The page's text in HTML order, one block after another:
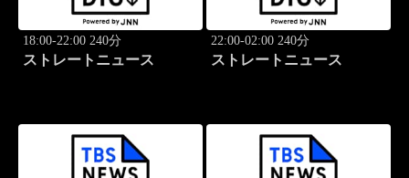
18:00-22:00 240分
ストレートニュース
22:00-02:00 240分
ストレートニュース